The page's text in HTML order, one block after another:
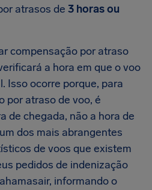
atrasos de 3 horas ou
compensação por atraso
a hora em que o voo
Isso ocorre porque, para
por atraso de voo, é
de chegada, não a hora de
dos mais abrangentes
de voos que existem
pedidos de indenização
informando o